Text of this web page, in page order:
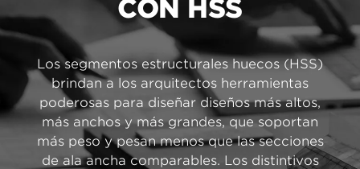
CON HSS
Los segmentos estructurales huecos (HSS)
brindan a los arquitectos herramientas
poderosas para diseñar diseños más altos,
más anchos y más grandes, que soportan
más peso y pesan menos que las secciones
de ala ancha comparables. Los distintivos